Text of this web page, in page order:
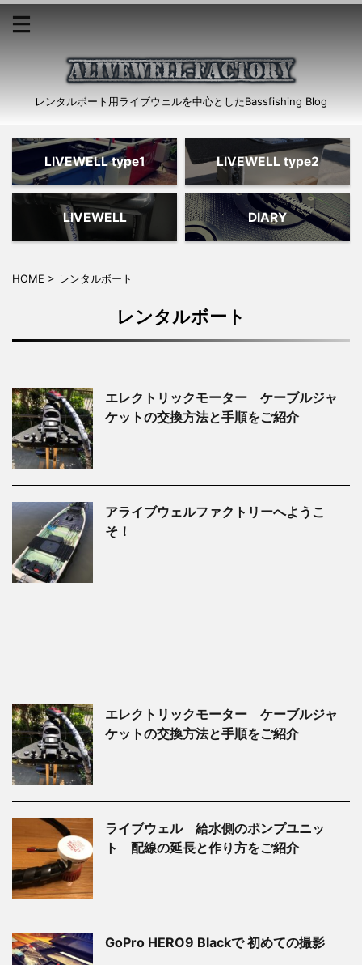
レンタルボート用ライブウェルを中心としたBassfishing Blog
LIVEWELL type1 LIVEWELL type2
LIVEWELL DIARY
HOME > レンタルボート
レンタルボート
エレクトリックモーター ケーブルジャ
ケットの交換方法と手順をご紹介
アライブウェルファクトリーへようこ
そ！
エレクトリックモーター ケーブルジャ
ケットの交換方法と手順をご紹介
ライブウェル 給水側のポンプユニッ
ト 配線の延長と作り方をご紹介
GoPro HERO9 Blackで 初めての撮影